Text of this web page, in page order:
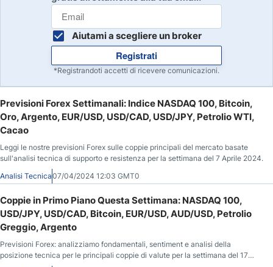
Aiutami a scegliere un broker
Registrati
*Registrandoti accetti di ricevere comunicazioni.
Previsioni Forex Settimanali: Indice NASDAQ 100, Bitcoin,
Oro, Argento, EUR/USD, USD/CAD, USD/JPY, Petrolio WTI,
Cacao
Leggi le nostre previsioni Forex sulle coppie principali del mercato basate
sull'analisi tecnica di supporto e resistenza per la settimana del 7 Aprile 2024.
Analisi Tecnica07/04/2024 12:03 GMT0
Coppie in Primo Piano Questa Settimana: NASDAQ 100,
USD/JPY, USD/CAD, Bitcoin, EUR/USD, AUD/USD, Petrolio
Greggio, Argento
Previsioni Forex: analizziamo fondamentali, sentiment e analisi della
posizione tecnica per le principali coppie di valute per la settimana del 17